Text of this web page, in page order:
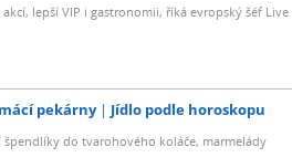
lepší VIP i gastronomii, říká evropský šéf Live
pekárny Jídlo podle horoskopu
do tvarohového koláče, marmelády